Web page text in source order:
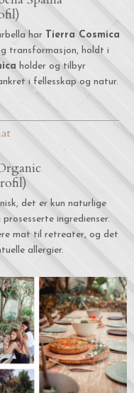
har
Tierra Cosmica
transformasjon, holdt i
holder og tilbyr
i fellesskap og natur.
det er kun naturlige
ingredienser.
mat til retreater, og det
allergier.